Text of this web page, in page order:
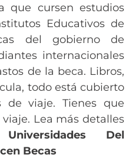
que cursen estudios
Educativos de
del gobierno de
internacionales
de la beca. Libros,
todo está cubierto
de viaje. Tienes que
Lea más detalles
Universidades Del
Becas